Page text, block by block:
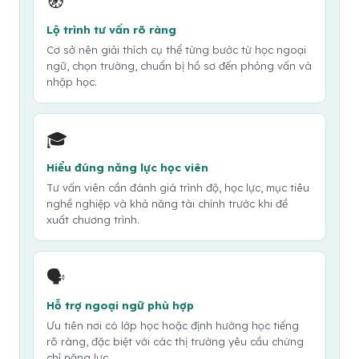
Lộ trình tư vấn rõ ràng
Cơ sở nên giải thích cụ thể từng bước từ học ngoại
ngữ, chọn trường, chuẩn bị hồ sơ đến phỏng vấn và
nhập học.
🎓
Hiểu đúng năng lực học viên
Tư vấn viên cần đánh giá trình độ, học lực, mục tiêu
nghề nghiệp và khả năng tài chính trước khi đề
xuất chương trình.
🗣️
Hỗ trợ ngoại ngữ phù hợp
Ưu tiên nơi có lớp học hoặc định hướng học tiếng
rõ ràng, đặc biệt với các thị trường yêu cầu chứng